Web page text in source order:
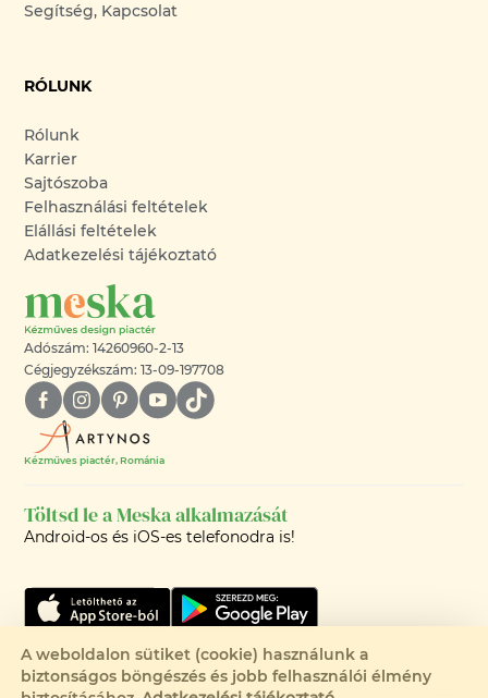
Segítség, Kapcsolat
RÓLUNK
Rólunk
Karrier
Sajtószoba
Felhasználási feltételek
Elállási feltételek
Adatkezelési tájékoztató
Adószám: 14260960-2-13
Cégjegyzékszám: 13-09-197708
Kézműves piactér, Románia
Töltsd le a Meska alkalmazását
Android-os és iOS-es telefonodra is!
©2008-2026 - MESKA.HU -
A weboldalon sütiket (cookie) használunk a
biztonságos böngészés és jobb felhasználói élmény